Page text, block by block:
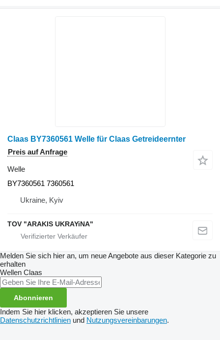
Claas BY7360561 Welle für Claas Getreideernter
Preis auf Anfrage
Welle
BY7360561 7360561
Ukraine, Kyiv
TOV "ARAKIS UKRAYiNA"
Melden Sie sich hier an, um neue Angebote aus dieser Kategorie zu
erhalten
Wellen Claas
Abonnieren
Indem Sie hier klicken, akzeptieren Sie unsere
Datenschutzrichtlinien und Nutzungsvereinbarungen.